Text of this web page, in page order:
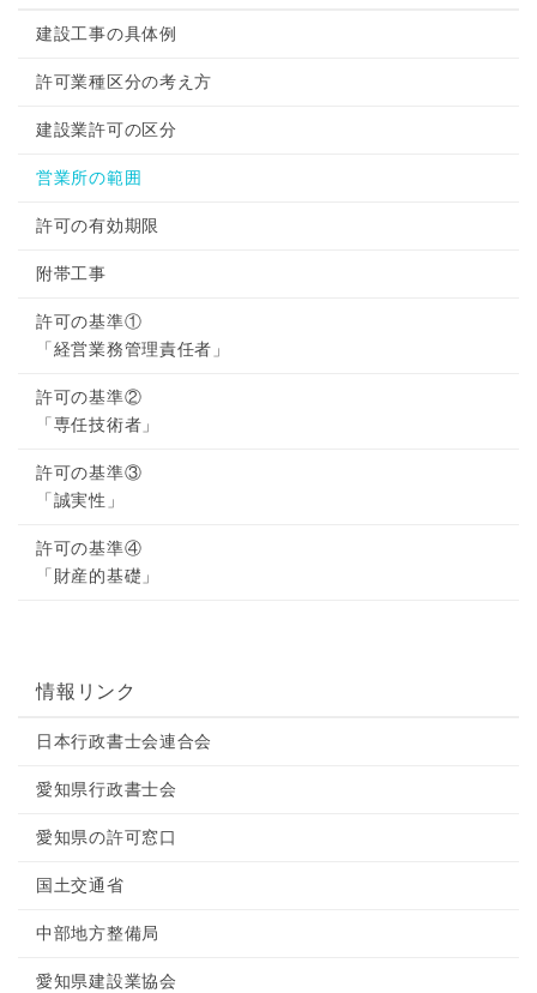
建設工事の具体例
許可業種区分の考え方
建設業許可の区分
営業所の範囲
許可の有効期限
附帯工事
許可の基準①
「経営業務管理責任者」
許可の基準②
「専任技術者」
許可の基準③
「誠実性」
許可の基準④
「財産的基礎」
情報リンク
日本行政書士会連合会
愛知県行政書士会
愛知県の許可窓口
国土交通省
中部地方整備局
愛知県建設業協会